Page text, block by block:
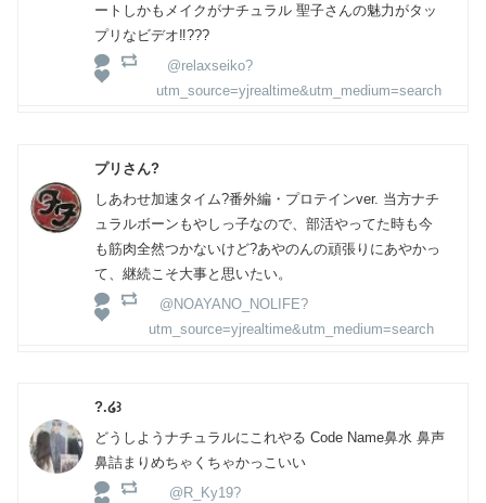
ートしかもメイクがナチュラル 聖子さんの魅力がタッ
プリなビデオ‼️???
@relaxseiko?
utm_source=yjrealtime&utm_medium=search
プリさん?
しあわせ加速タイム?番外編・プロテインver. 当方ナチ
ュラルボーンもやしっ子なので、部活やってた時も今
も筋肉全然つかないけど?あやのんの頑張りにあやかっ
て、継続こそ大事と思いたい。
@NOAYANO_NOLIFE?
utm_source=yjrealtime&utm_medium=search
?.໒꒱
どうしようナチュラルにこれやる Code Name鼻水 鼻声
鼻詰まりめちゃくちゃかっこいい
@R_Ky19?